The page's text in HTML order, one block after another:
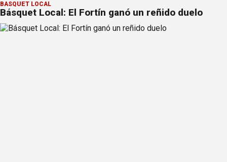
BÁSQUET LOCAL
Básquet Local: El Fortín ganó un reñido duelo